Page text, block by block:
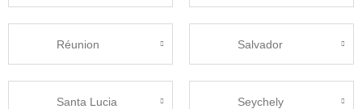
Réunion Salvador
Santa Lucia Seychely